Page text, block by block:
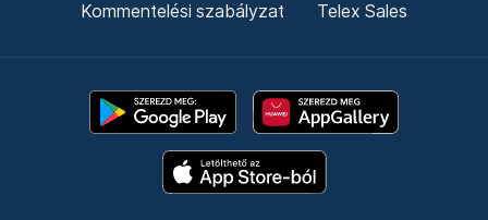
Kommentelési szabályzat Telex Sales